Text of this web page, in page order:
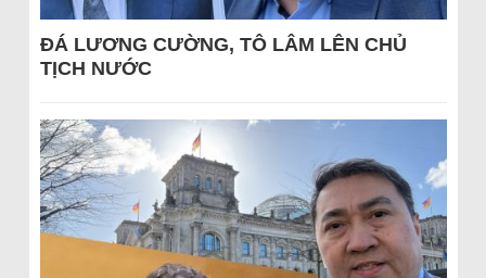
ĐÁ LƯƠNG CƯỜNG, TÔ LÂM LÊN CHỦ
TỊCH NƯỚC